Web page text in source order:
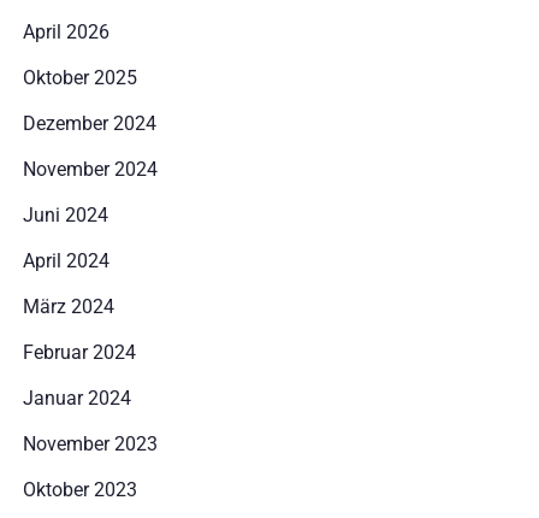
April 2026
Oktober 2025
Dezember 2024
November 2024
Juni 2024
April 2024
März 2024
Februar 2024
Januar 2024
November 2023
Oktober 2023
Anreise